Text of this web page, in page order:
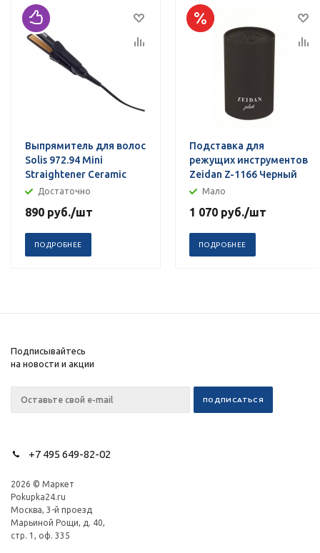
Выпрямитель для волос
Solis 972.94 Mini
Straightener Ceramic
Достаточно
890 руб./шт
ПОДРОБНЕЕ
Подставка для
режущих инструментов
Zeidan Z-1166 Черный
Мало
1 070 руб./шт
ПОДРОБНЕЕ
Подписывайтесь
на новости и акции
+7 495 649-82-02
2026 © Маркет
Pokupka24.ru
Москва, 3-й проезд
Марьиной Рощи, д. 40,
стр. 1, оф. 335